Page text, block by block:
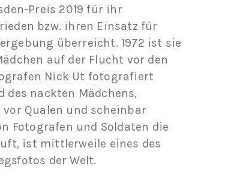
Preis 2019 für ihr
bzw. ihren Einsatz für
überreicht. 1972 ist sie
auf der Flucht vor den
Nick Ut fotografiert
des nackten Mädchens,
Qualen und scheinbar
Fotografen und Soldaten die
ist mittlerweile eines des
der Welt.